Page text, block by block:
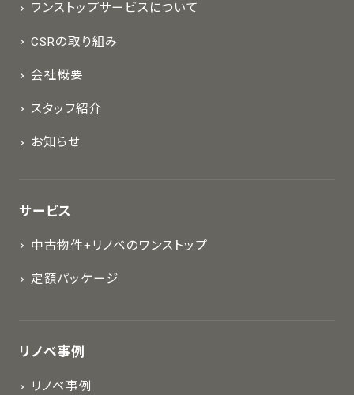
ワンストップサービスについて
CSRの取り組み
会社概要
スタッフ紹介
お知らせ
サービス
中古物件+リノベのワンストップ
定額パッケージ
リノベ事例
リノベ事例